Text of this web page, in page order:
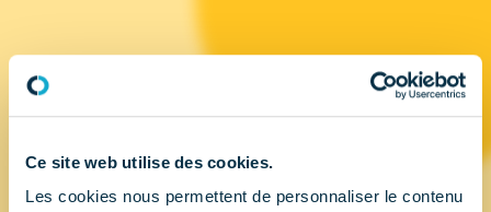
Ce site web utilise des cookies.
Les cookies nous permettent de personnaliser le contenu